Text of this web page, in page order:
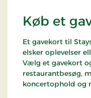
Køb et
Et gavekort til
elsker oplevelser
Vælg et gavekort
restaurantbesøg,
koncertophold og